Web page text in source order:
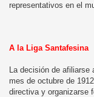
representativos en el
A la Liga Santafesina
La decisión de afiliarse
mes de octubre de
directiva y organizarse